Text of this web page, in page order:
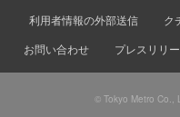
利用者情報の外部送信
ク
お問い合わせ
プレスリリ
© Tokyo Metro Co.,